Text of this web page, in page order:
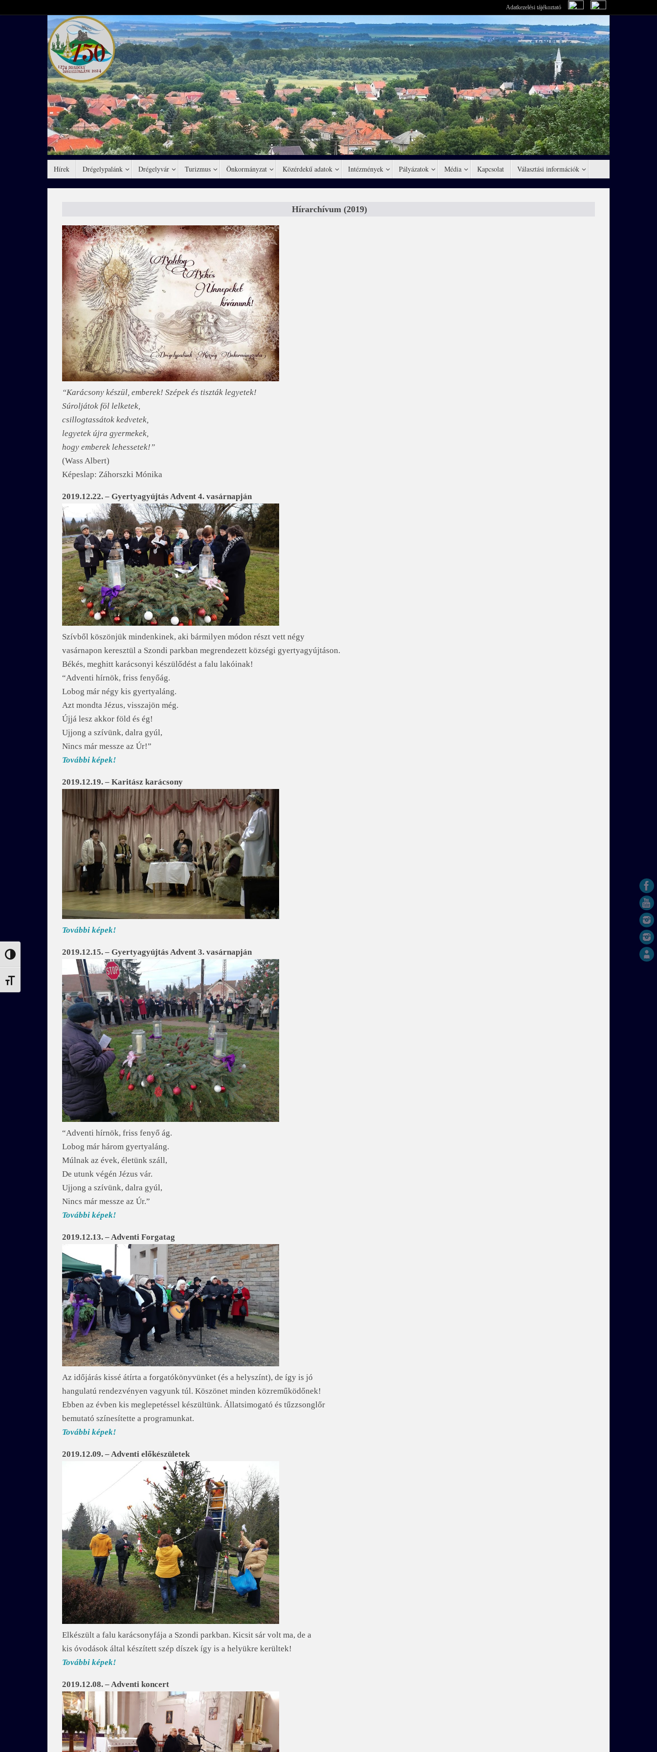
Nagy kontraszt váltása
Betűméret váltása
Adatkezelési tájékoztató
Hírek Drégelypalánk Drégelyvár Turizmus Önkormányzat Közérdekű adatok Intézmények Pályázatok Média Kapcsolat Választási információk
Hírarchívum (2019)
“Karácsony készül, emberek! Szépek és tiszták legyetek!
Súroljátok föl lelketek,
csillogtassátok kedvetek,
legyetek újra gyermekek,
hogy emberek lehessetek!”
(Wass Albert)
Képeslap: Záhorszki Mónika
2019.12.22. – Gyertyagyújtás Advent 4. vasárnapján
Szívből köszönjük mindenkinek, aki bármilyen módon részt vett négy
vasárnapon keresztül a Szondi parkban megrendezett községi gyertyagyújtáson.
Békés, meghitt karácsonyi készülődést a falu lakóinak!
“Adventi hírnök, friss fenyőág.
Lobog már négy kis gyertyaláng.
Azt mondta Jézus, visszajön még.
Újjá lesz akkor föld és ég!
Ujjong a szívünk, dalra gyúl,
Nincs már messze az Úr!”
További képek!
2019.12.19. – Karitász karácsony
További képek!
2019.12.15. – Gyertyagyújtás Advent 3. vasárnapján
“Adventi hírnök, friss fenyő ág.
Lobog már három gyertyaláng.
Múlnak az évek, életünk száll,
De utunk végén Jézus vár.
Ujjong a szívünk, dalra gyúl,
Nincs már messze az Úr.”
További képek!
2019.12.13. – Adventi Forgatag
Az időjárás kissé átírta a forgatókönyvünket (és a helyszínt), de így is jó
hangulatú rendezvényen vagyunk túl. Köszönet minden közreműködőnek!
Ebben az évben kis meglepetéssel készültünk. Állatsimogató és tűzzsonglőr
bemutató színesítette a programunkat.
További képek!
2019.12.09. – Adventi előkészületek
Elkészült a falu karácsonyfája a Szondi parkban. Kicsit sár volt ma, de a
kis óvodások által készített szép díszek így is a helyükre kerültek!
További képek!
2019.12.08. – Adventi koncert